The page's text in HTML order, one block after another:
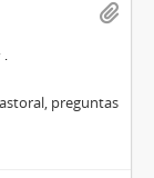
preguntas